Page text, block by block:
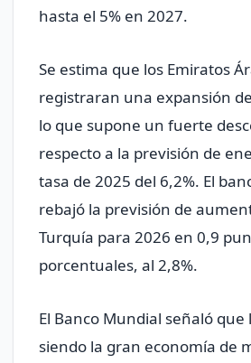
hasta el 5% en 2027.
Se estima que los Emiratos
registraran una expansión
lo que supone un fuerte
respecto a la previsión de
tasa de ‌2025 del 6,2%. El
rebajó la previsión de
Turquía para 2026 en 0,9
porcentuales, al 2,8%.
El Banco Mundial señaló
siendo la gran economía de